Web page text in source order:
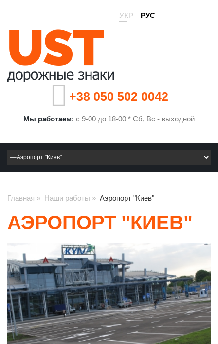
РУС
УКР
+38 050 502 0042
Мы работаем: с 9-00 до 18-00 * Сб, Вс - выходной
Главная » Наши работы » Аэропорт "Киев"
АЭРОПОРТ "КИЕВ"